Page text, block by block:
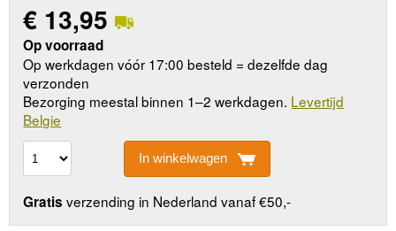
€ 13,95
Op voorraad
Op werkdagen vóór 17:00 besteld = dezelfde dag
verzonden
Bezorging meestal binnen 1–2 werkdagen. Levertijd
Belgie
In winkelwagen
Gratis verzending in Nederland vanaf €50,-